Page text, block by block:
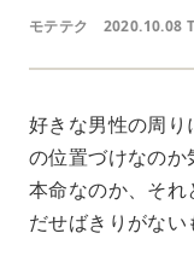
モテテク 2020.10.08
好きな男性の周
の位置づけなのか
本命なのか、そ
だせばきりがない